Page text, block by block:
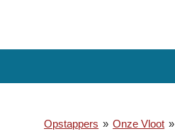
Opstappers » Onze Vloot »